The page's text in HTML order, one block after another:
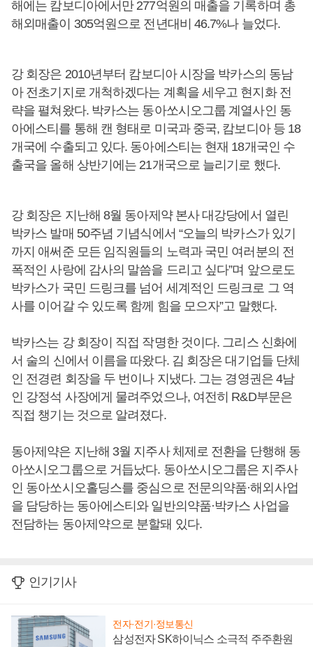
해에는 캄보디아에서만 277억원의 매출을 기록하며 총
해외매출이 305억원으로 전년대비 46.7%나 늘었다.
강 회장은 2010년부터 캄보디아 시장을 박카스의 동남
아 전초기지로 개척하겠다는 계획을 세우고 현지화 전
략을 펼쳐왔다. 박카스는 동아쏘시오그룹 계열사인 동
아에스티를 통해 캔 형태로 미국과 중국, 캄보디아 등 18
개국에 수출되고 있다. 동아에스티는 현재 18개국인 수
출국을 올해 상반기에는 21개국으로 늘리기로 했다.
강 회장은 지난해 8월 동아제약 본사 대강당에서 열린
박카스 발매 50주념 기념식에서 “오늘의 박카스가 있기
까지 애써준 모든 임직원들의 노력과 국민 여러분의 전
폭적인 사랑에 감사의 말씀을 드리고 싶다”며 앞으로도
박카스가 국민 드링크를 넘어 세계적인 드링크로 그 역
사를 이어갈 수 있도록 함께 힘을 모으자”고 말했다.
박카스는 강 회장이 직접 작명한 것이다. 그리스 신화에
서 술의 신에서 이름을 따왔다. 김 회장은 대기업들 단체
인 전경련 회장을 두 번이나 지냈다. 그는 경영권은 4남
인 강정석 사장에게 물려주었으나, 여전히 R&D부문은
직접 챙기는 것으로 알려졌다.
동아제약은 지난해 3월 지주사 체제로 전환을 단행해 동
아쏘시오그룹으로 거듭났다. 동아쏘시오그룹은 지주사
인 동아쏘시오홀딩스를 중심으로 전문의약품·해외사업
을 담당하는 동아에스티와 일반의약품·박카스 사업을
전담하는 동아제약으로 분할돼 있다.
인기기사
전자·전기·정보통신
삼성전자 SK하이닉스 소극적 주주환원